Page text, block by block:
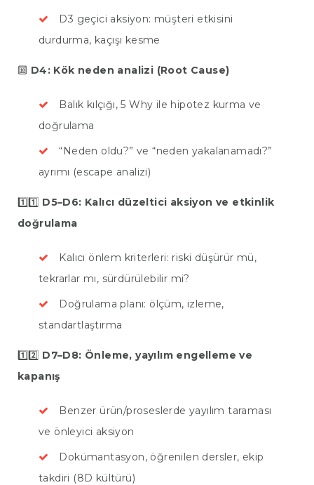
D3 geçici aksiyon: müşteri etkisini
durdurma, kaçışı kesme
🔟 D4: Kök neden analizi (Root Cause)
Balık kılçığı, 5 Why ile hipotez kurma ve
doğrulama
“Neden oldu?” ve “neden yakalanamadı?”
ayrımı (escape analizi)
1️⃣1️⃣ D5–D6: Kalıcı düzeltici aksiyon ve etkinlik
doğrulama
Kalıcı önlem kriterleri: riski düşürür mü,
tekrarlar mı, sürdürülebilir mi?
Doğrulama planı: ölçüm, izleme,
standartlaştırma
1️⃣2️⃣ D7–D8: Önleme, yayılım engelleme ve
kapanış
Benzer ürün/proseslerde yayılım taraması
ve önleyici aksiyon
Dokümantasyon, öğrenilen dersler, ekip
takdiri (8D kültürü)